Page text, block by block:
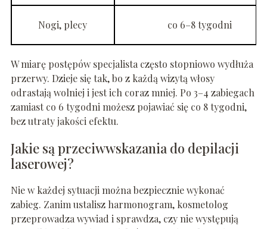
Nogi, plecy co 6–8 tygodni
W miarę postępów specjalista często stopniowo wydłuża
przerwy. Dzieje się tak, bo z każdą wizytą włosy
odrastają wolniej i jest ich coraz mniej. Po 3–4 zabiegach
zamiast co 6 tygodni możesz pojawiać się co 8 tygodni,
bez utraty jakości efektu.
Jakie są przeciwwskazania do depilacji
laserowej?
Nie w każdej sytuacji można bezpiecznie wykonać
zabieg. Zanim ustalisz harmonogram, kosmetolog
przeprowadza wywiad i sprawdza, czy nie występują